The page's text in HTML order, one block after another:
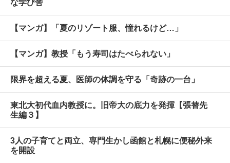
な学び舎
【マンガ】「夏のリゾート服、憧れるけど…」
【マンガ】教授「もう寿司はたべられない」
限界を超える夏、医師の体調を守る「奇跡の一台」
東北大初代血内教授に。旧帝大の底力を発揮【張替先
生編３】
3人の子育てと両立、専門生かし函館と札幌に便秘外来
を開設